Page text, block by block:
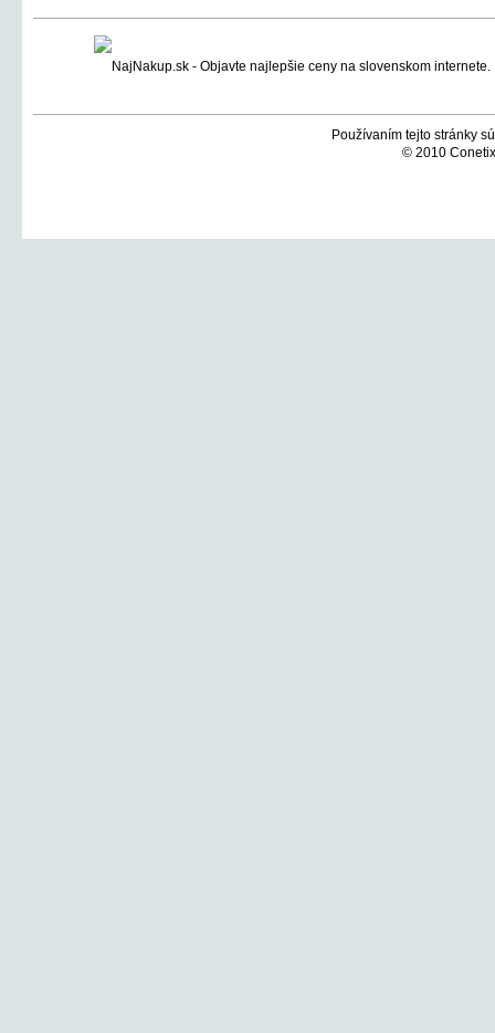
Používaním tejto stránky
© 2010